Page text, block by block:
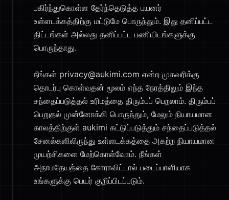
பகிர்ந்துகொள்ள தேர்ந்தெடுத்த பயனர்
உள்ளடக்கத்திற்கு மட்டுமே பொருந்தும். இது தனிப்பட்ட
திட்டங்கள் அல்லது தனிப்பட்ட பணியிடங்களுக்கு
பொருந்தாது.
நீங்கள் privacy@aukimi.com என்ற முகவரிக்கு
தொடர்பு கொள்வதன் மூலம் எந்த நேரத்திலும் இந்த
சந்தைப்படுத்தல் உரிமத்தை திரும்பப் பெறலாம். திரும்பப்
பெறுதல் முன்னோக்கி பொருந்தும், மேலும் நியாயமான
காலத்திற்குள் aukimi கட்டுப்படுத்தும் சந்தைப்படுத்தல்
சேனல்களிலிருந்து உள்ளடக்கத்தை அகற்ற நியாயமான
முயற்சிகளை மேற்கொள்வோம். நீங்கள்
அநாமதேயத்தை கோராவிட்டால் படைப்பாளியாக
உங்களுக்கு பெயர் குறிப்பிடப்படும்.